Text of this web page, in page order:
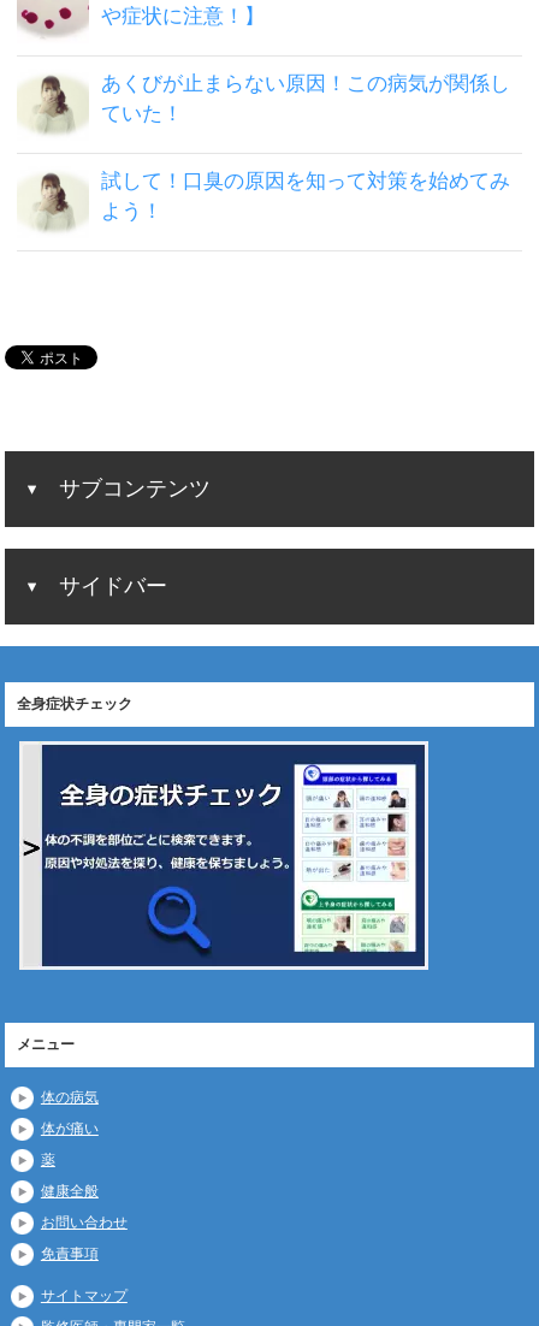
や症状に注意！】
あくびが止まらない原因！この病気が関係し
ていた！
試して！口臭の原因を知って対策を始めてみ
よう！
サブコンテンツ
サイドバー
全身症状チェック
メニュー
体の病気
体が痛い
薬
健康全般
お問い合わせ
免責事項
サイトマップ